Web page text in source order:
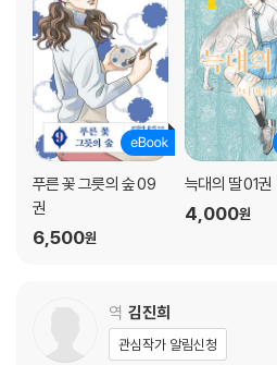
푸른 꽃 그릇의 숲 09
권
6,500원
늑대의 딸 01권
4,000원
역 김진희
관심작가 알림신청